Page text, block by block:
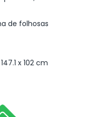
de folhosas
x 102 cm